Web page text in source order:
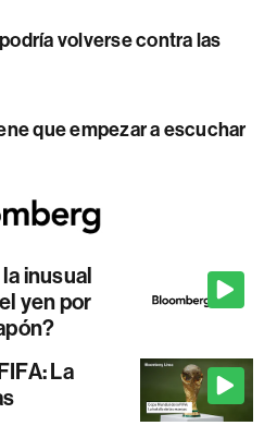
volverse contra las
que empezar a escuchar
inusual
yen por
La